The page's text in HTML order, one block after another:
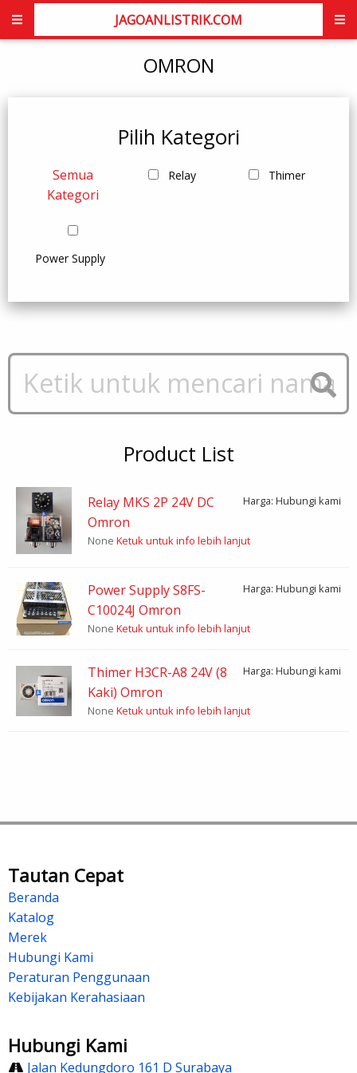
JAGOANLISTRIK.COM
OMRON
Pilih Kategori
Semua
Kategori
Relay Thimer
Power Supply
Product List
Relay MKS 2P 24V DC
Omron
Harga: Hubungi kami
None Ketuk untuk info lebih lanjut
Power Supply S8FS-
C10024J Omron
Harga: Hubungi kami
None Ketuk untuk info lebih lanjut
Thimer H3CR-A8 24V (8
Kaki) Omron
Harga: Hubungi kami
None Ketuk untuk info lebih lanjut
Tautan Cepat
Beranda
Katalog
Merek
Hubungi Kami
Peraturan Penggunaan
Kebijakan Kerahasiaan
Hubungi Kami
Jalan Kedungdoro 161 D Surabaya